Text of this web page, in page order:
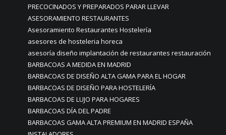
PRECOCINADOS Y PREPARADOS PARAR LLEVAR
ASESORAMIENTO RESTAURANTES
Asesoramiento Restaurantes Hostelería
asesores de hosteleria horeca
asesoría diseño implantación de restaurantes restauración
BARBACOAS A MEDIDA EN MADRID
BARBACOAS DE DISEÑO ALTA GAMA PARA EL HOGAR
BARBACOAS DE DISEÑO PARA HOSTELERÍA
BARBACOAS DE LUJO PARA HOGARES
BARBACOAS DÍA DEL PADRE
BARBACOAS GAMA ALTA PREMIUM EN MADRID ESPAÑA